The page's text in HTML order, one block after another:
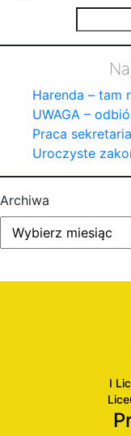
Harenda – tam
UWAGA –
Praca
Uroczyste
Archiwa
I